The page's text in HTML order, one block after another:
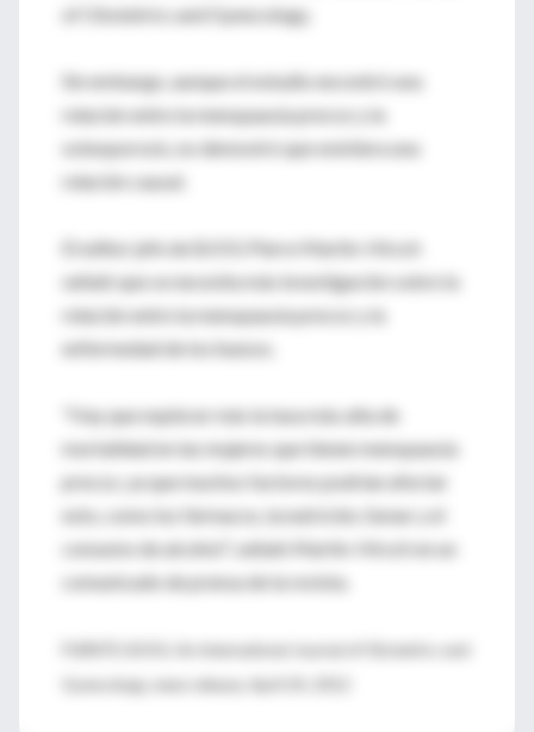
of Obstetrics and Gynecology.
Sin embargo, aunque el estudio encontró una
relación entre la menopausia precoz y la
osteoporosis, no demostró que existiera una
relación causal.
El editor jefe de BJOG Pierre Martin-Hirsch
señaló que se necesita más investigación sobre la
relación entre la menopausia precoz y la
enfermedad de los huesos.
"Hay que explorar más la tasa más alta de
mortalidad en las mujeres que tienen menopausia
precoz, ya que muchos factores podrían afectar
esto, como los fármacos, la nutrición, fumar y el
consumo de alcohol", señaló Martin-Hirsch en un
comunicado de prensa de la revista.